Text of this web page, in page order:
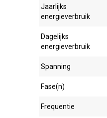
Jaarlijks
energieverbruik
Dagelijks
energieverbruik
Spanning
Fase(n)
Frequentie